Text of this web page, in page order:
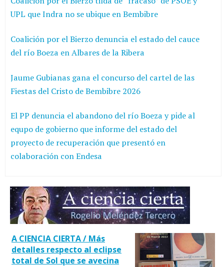
UPL que Indra no se ubique en Bembibre
Coalición por el Bierzo denuncia el estado del cauce
del río Boeza en Albares de la Ribera
Jaume Gubianas gana el concurso del cartel de las
Fiestas del Cristo de Bembibre 2026
El PP denuncia el abandono del río Boeza y pide al
equpo de gobierno que informe del estado del
proyecto de recuperación que presentó en
colaboración con Endesa
A CIENCIA CIERTA / Más
detalles respecto al eclipse
total de Sol que se avecina